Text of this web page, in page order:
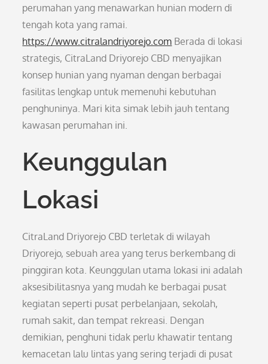
perumahan yang menawarkan hunian modern di
tengah kota yang ramai.
https://www.citralandriyorejo.com Berada di lokasi
strategis, CitraLand Driyorejo CBD menyajikan
konsep hunian yang nyaman dengan berbagai
fasilitas lengkap untuk memenuhi kebutuhan
penghuninya. Mari kita simak lebih jauh tentang
kawasan perumahan ini.
Keunggulan
Lokasi
CitraLand Driyorejo CBD terletak di wilayah
Driyorejo, sebuah area yang terus berkembang di
pinggiran kota. Keunggulan utama lokasi ini adalah
aksesibilitasnya yang mudah ke berbagai pusat
kegiatan seperti pusat perbelanjaan, sekolah,
rumah sakit, dan tempat rekreasi. Dengan
demikian, penghuni tidak perlu khawatir tentang
kemacetan lalu lintas yang sering terjadi di pusat